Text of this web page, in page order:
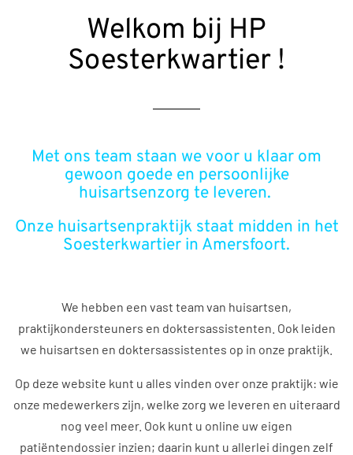
Welkom bij HP
Soesterkwartier !
Met ons team staan we voor u klaar om
gewoon goede en persoonlijke
huisartsenzorg te leveren.
Onze huisartsenpraktijk staat midden in het
Soesterkwartier in Amersfoort.
We hebben een vast team van huisartsen,
praktijkondersteuners en doktersassistenten. Ook leiden
we huisartsen en doktersassistentes op in onze praktijk.
Op deze website kunt u alles vinden over onze praktijk: wie
onze medewerkers zijn, welke zorg we leveren en uiteraard
nog veel meer. Ook kunt u online uw eigen
patiëntendossier inzien; daarin kunt u allerlei dingen zelf